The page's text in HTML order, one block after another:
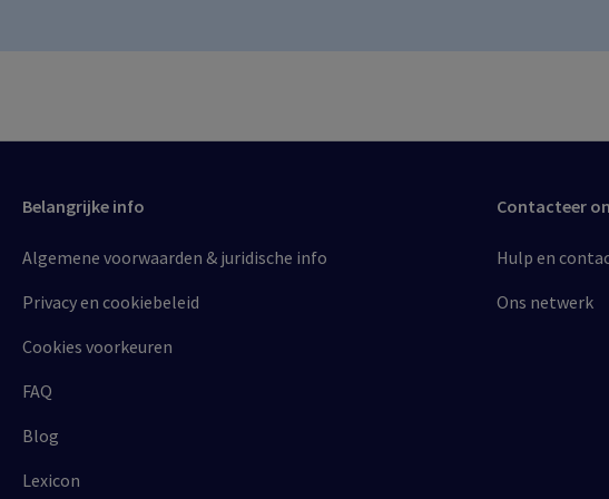
Belangrijke info
Algemene voorwaarden & juridische info​
Privacy en cookiebeleid​
Cookies voorkeuren
FAQ
Blog
Lexicon
Contacteer
Hulp en
Ons netwerk